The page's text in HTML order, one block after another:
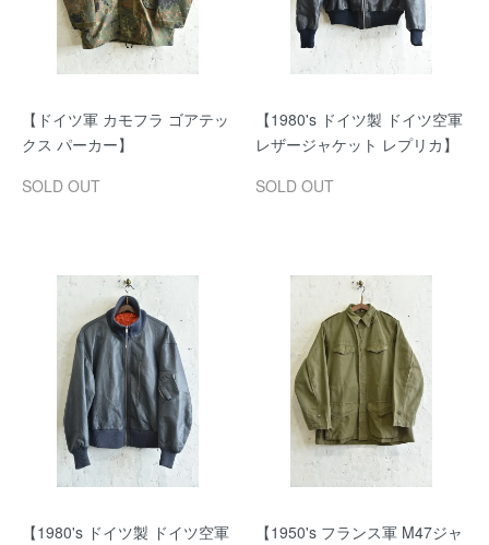
【ドイツ軍 カモフラ ゴアテッ
クス パーカー】
SOLD OUT
【1980's ドイツ製 ドイツ空軍
レザージャケット レプリカ】
SOLD OUT
【1980's ドイツ製 ドイツ空軍
【1950's フランス軍 M47ジャ